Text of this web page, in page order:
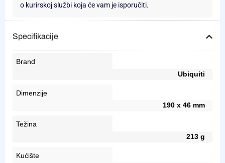
o kurirskoj službi koja će vam je isporučiti.
Specifikacije
Brand
Ubiquiti
Dimenzije
190 x 46 mm
Težina
213 g
Kućište